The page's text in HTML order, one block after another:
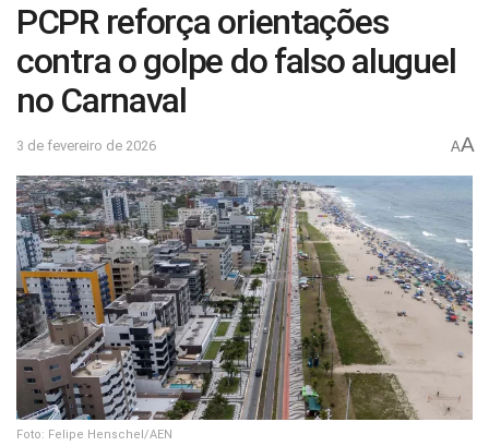
PCPR reforça orientações
contra o golpe do falso aluguel
no Carnaval
3 de fevereiro de 2026 AA
Foto: Felipe Henschel/AEN